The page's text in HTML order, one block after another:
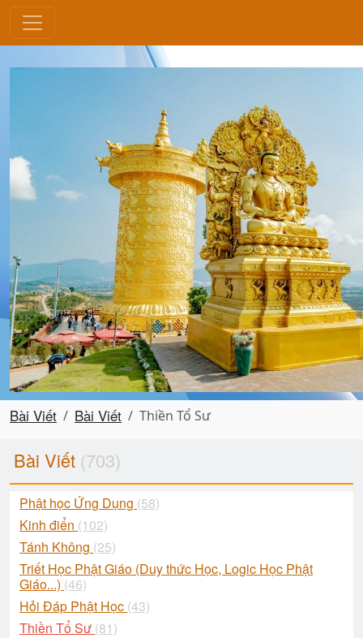
Bài Viết Bài Viết Thiền Tổ Sư
Bài Viết (703)
Phật học Ứng Dụng (58)
Kinh điển (102)
Tánh Không (25)
Triết Học Phật Giáo (Duy thức Học, Logic Học Phật
Giáo...) (46)
Hỏi Đáp Phật Học (43)
Thiền Tổ Sư (81)